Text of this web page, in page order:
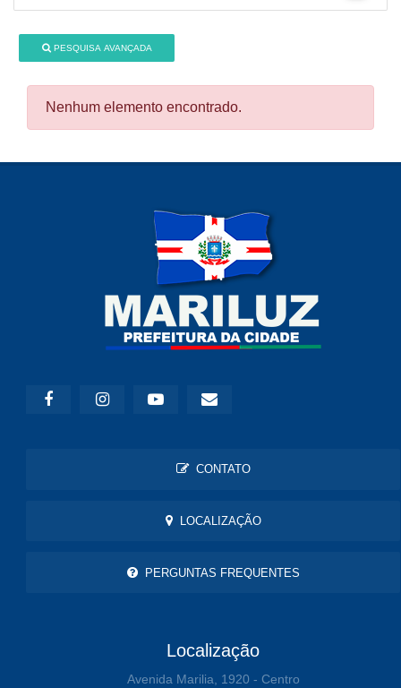
PESQUISA AVANÇADA
Nenhum elemento encontrado.
CONTATO
LOCALIZAÇÃO
PERGUNTAS FREQUENTES
Localização
Avenida Marilia, 1920 - Centro